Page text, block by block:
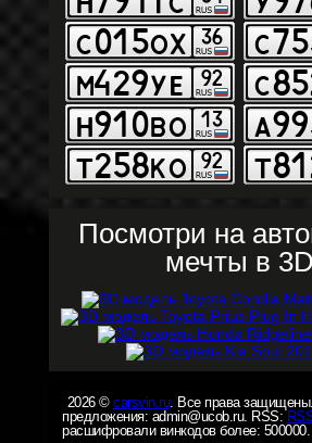
Посмотри на
мечты в
2026 © carsvin.ru. Все права
предложения: admin@ucob.ru. RSS:
расшифровали винкодов более: 500000.